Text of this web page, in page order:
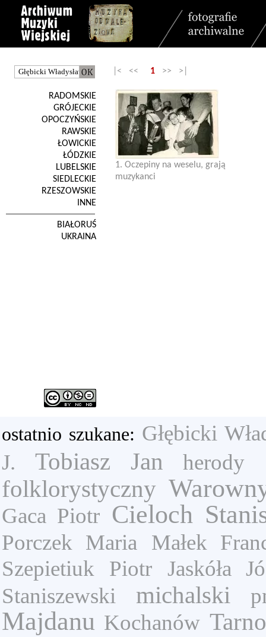
RADOMSKIE
GRÓJECKIE
OPOCZYŃSKIE
RAWSKIE
ŁOWICKIE
ŁÓDZKIE
LUBELSKIE
SIEDLECKIE
RZESZOWSKIE
INNE
BIAŁORUŚ
UKRAINA
|< << 1 >> >|
1. Oczepiny na weselu, grają
muzykanci
ostatnio szukane: Głębicki
J.
Tobiasz Jan herody
folklorystyczny
Gaca Piotr Cieloch
Porczek Maria
Małek
Szepietiuk Piotr
Jaskóła
Staniszewski
michalski
Majdanu Kochanów